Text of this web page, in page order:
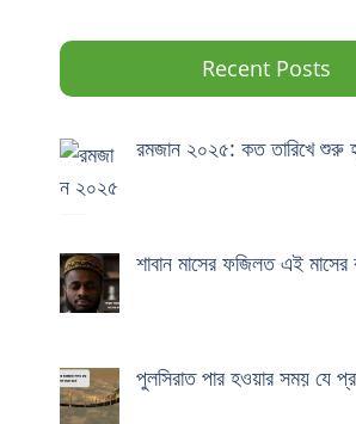
Recent Posts
রমজান ২০২৫: কত তারিখে শুরু
শাবান মাসের ফজিলত এই
পুলসিরাত পার হওয়ার সময় যে